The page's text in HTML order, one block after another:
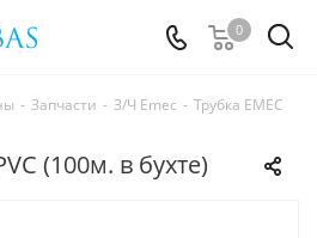
0
- Запчасти - З/Ч Emec - Трубка EMEC
(100м. в бухте)